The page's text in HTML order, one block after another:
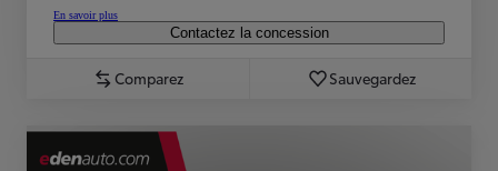
En savoir plus
Contactez la concession
Comparez Sauvegardez